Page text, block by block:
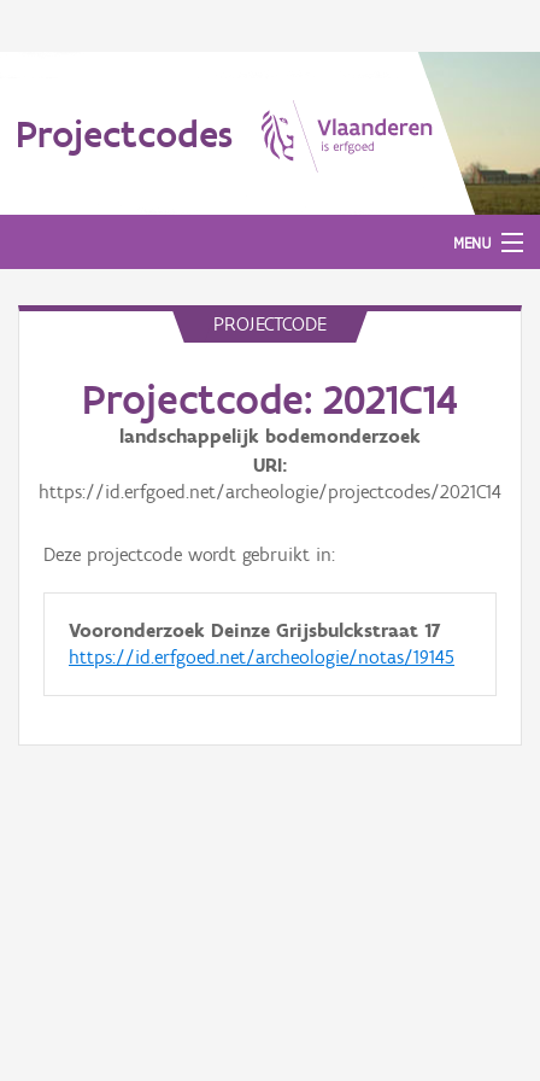
Projectcodes
MENU
PROJECTCODE
Projectcode: 2021C14
landschappelijk bodemonderzoek
URI
https://id.erfgoed.net/archeologie/projectcodes/2021C14
Deze projectcode wordt gebruikt in:
Vooronderzoek Deinze Grijsbulckstraat 17
https://id.erfgoed.net/archeologie/notas/19145